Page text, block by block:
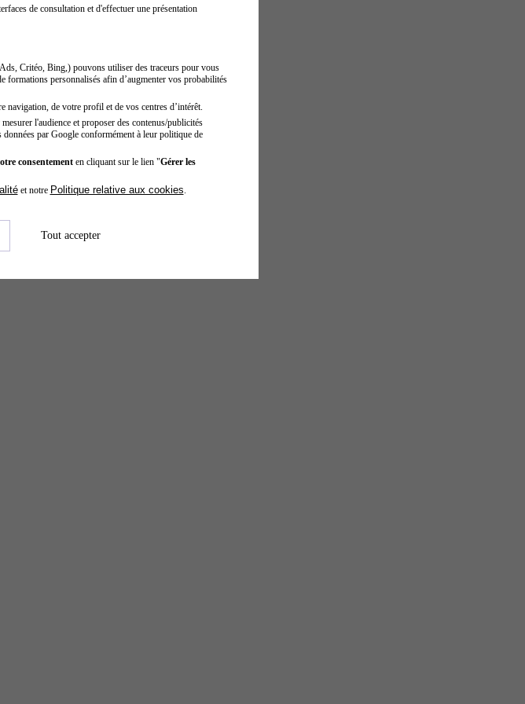
de consultation et d'effectuer une présentation
Critéo, Bing,) pouvons utiliser des traceurs pour vous
formations personnalisés afin d’augmenter vos probabilités
navigation, de votre profil et de vos centres d’intérêt.
l'audience et proposer des contenus/publicités
par Google conformément à leur politique de
consentementen cliquant sur le lien "Gérer les
et notre Politique relative aux cookies
Tout accepter